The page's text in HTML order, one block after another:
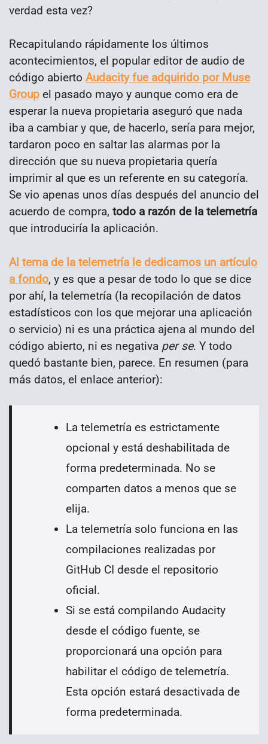
verdad esta vez?
Recapitulando rápidamente los últimos
acontecimientos, el popular editor de audio de
código abierto Audacity fue adquirido por Muse
Group el pasado mayo y aunque como era de
esperar la nueva propietaria aseguró que nada
iba a cambiar y que, de hacerlo, sería para mejor,
tardaron poco en saltar las alarmas por la
dirección que su nueva propietaria quería
imprimir al que es un referente en su categoría.
Se vio apenas unos días después del anuncio del
acuerdo de compra, todo a razón de la telemetría
que introduciría la aplicación.
Al tema de la telemetría le dedicamos un artículo
a fondo, y es que a pesar de todo lo que se dice
por ahí, la telemetría (la recopilación de datos
estadísticos con los que mejorar una aplicación
o servicio) ni es una práctica ajena al mundo del
código abierto, ni es negativa per se. Y todo
quedó bastante bien, parece. En resumen (para
más datos, el enlace anterior):
La telemetría es estrictamente
opcional y está deshabilitada de
forma predeterminada. No se
comparten datos a menos que se
elija.
La telemetría solo funciona en las
compilaciones realizadas por
GitHub CI desde el repositorio
oficial.
Si se está compilando Audacity
desde el código fuente, se
proporcionará una opción para
habilitar el código de telemetría.
Esta opción estará desactivada de
forma predeterminada.